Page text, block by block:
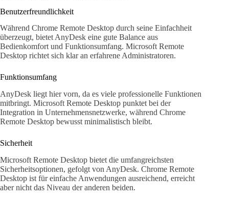
Benutzerfreundlichkeit
Während Chrome Remote Desktop durch seine Einfachheit
überzeugt, bietet AnyDesk eine gute Balance aus
Bedienkomfort und Funktionsumfang. Microsoft Remote
Desktop richtet sich klar an erfahrene Administratoren.
Funktionsumfang
AnyDesk liegt hier vorn, da es viele professionelle Funktionen
mitbringt. Microsoft Remote Desktop punktet bei der
Integration in Unternehmensnetzwerke, während Chrome
Remote Desktop bewusst minimalistisch bleibt.
Sicherheit
Microsoft Remote Desktop bietet die umfangreichsten
Sicherheitsoptionen, gefolgt von AnyDesk. Chrome Remote
Desktop ist für einfache Anwendungen ausreichend, erreicht
aber nicht das Niveau der anderen beiden.